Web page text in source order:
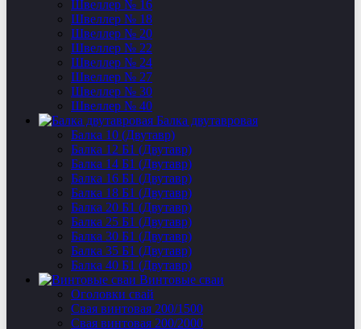
Швеллер № 16
Швеллер № 18
Швеллер № 20
Швеллер № 22
Швеллер № 24
Швеллер № 27
Швеллер № 30
Швеллер № 40
Балка двутавровая
Балка 10 (Двутавр)
Балка 12 Б1 (Двутавр)
Балка 14 Б1 (Двутавр)
Балка 16 Б1 (Двутавр)
Балка 18 Б1 (Двутавр)
Балка 20 Б1 (Двутавр)
Балка 25 Б1 (Двутавр)
Балка 30 Б1 (Двутавр)
Балка 35 Б1 (Двутавр)
Балка 40 Б1 (Двутавр)
Винтовые сваи
Оголовки свай
Свая винтовая 200/1500
Свая винтовая 200/2000